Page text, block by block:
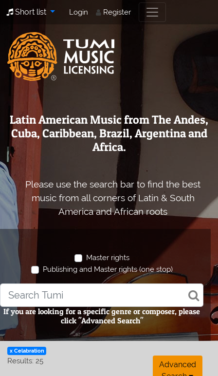
Short list Login Register
Latin American Music from The Andes,
Cuba, Caribbean, Brazil, Argentina and
Africa.
Please use the search bar to find the best
music from all corners of Latin & South
America and African roots
Master rights
Publishing and Master rights (one stop)
If you are looking for a specific genre or composer, please
click "Advanced Search"
x Celabration
Results: 25
Advanced